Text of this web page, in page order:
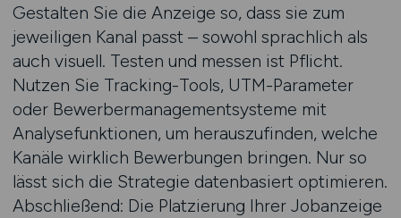
Gestalten Sie die Anzeige so, dass sie zum
jeweiligen Kanal passt – sowohl sprachlich als
auch visuell. Testen und messen ist Pflicht.
Nutzen Sie Tracking-Tools, UTM-Parameter
oder Bewerbermanagementsysteme mit
Analysefunktionen, um herauszufinden, welche
Kanäle wirklich Bewerbungen bringen. Nur so
lässt sich die Strategie datenbasiert optimieren.
Abschließend: Die Platzierung Ihrer Jobanzeige